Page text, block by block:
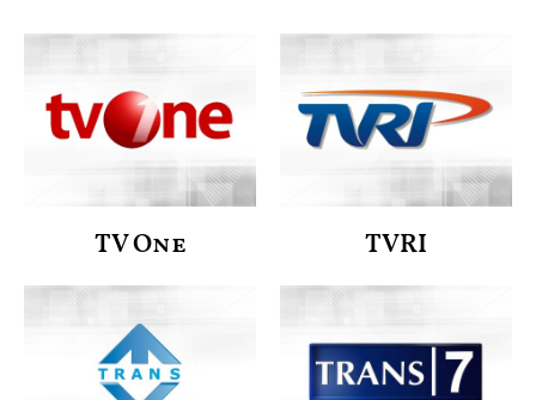
TV One TVRI